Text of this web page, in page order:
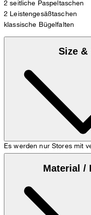
Es werden nur Stores mit
2 seitliche Paspeltaschen
2 Leistengesäßtaschen
klassische Bügelfalten
Size &
Das Model trägt die
einem Taillenumfang von
Zum Hosen Guide
Material /